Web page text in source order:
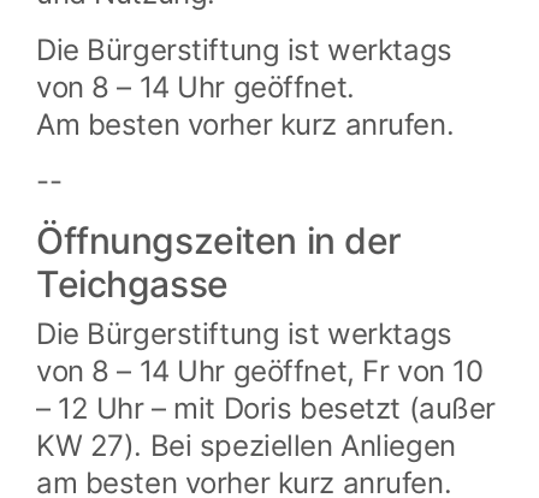
Die Bürgerstiftung ist werktags
von 8 – 14 Uhr geöffnet.
Am besten vorher kurz anrufen.
--
Öffnungszeiten in der
Teichgasse
Die Bürgerstiftung ist werktags
von 8 – 14 Uhr geöffnet, Fr von 10
– 12 Uhr – mit Doris besetzt (außer
KW 27). Bei speziellen Anliegen
am besten vorher kurz anrufen.